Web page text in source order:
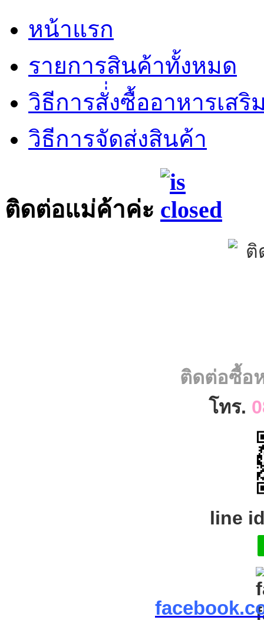
หน้าแรก
รายการสินค้าทั้งหมด
วิธีการสั่่งซื้ออาหารเสริ
วิธีการจัดส่งสินค้า
ติดต่อแม่ค้าค่ะ
ติดต่อซื้อ
โทร.
line